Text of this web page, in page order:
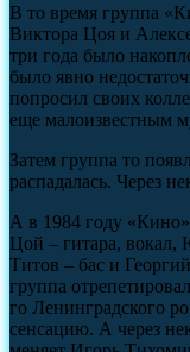
В то время группа
Виктора Цоя и
три года было
было явно
попросил своих
еще малоизвестным
Затем группа то
распадалась. Через
А в 1984 году
Цой – гитара, вокал,
Титов – бас и
группа
го Ленинградского
сенсацию. А через